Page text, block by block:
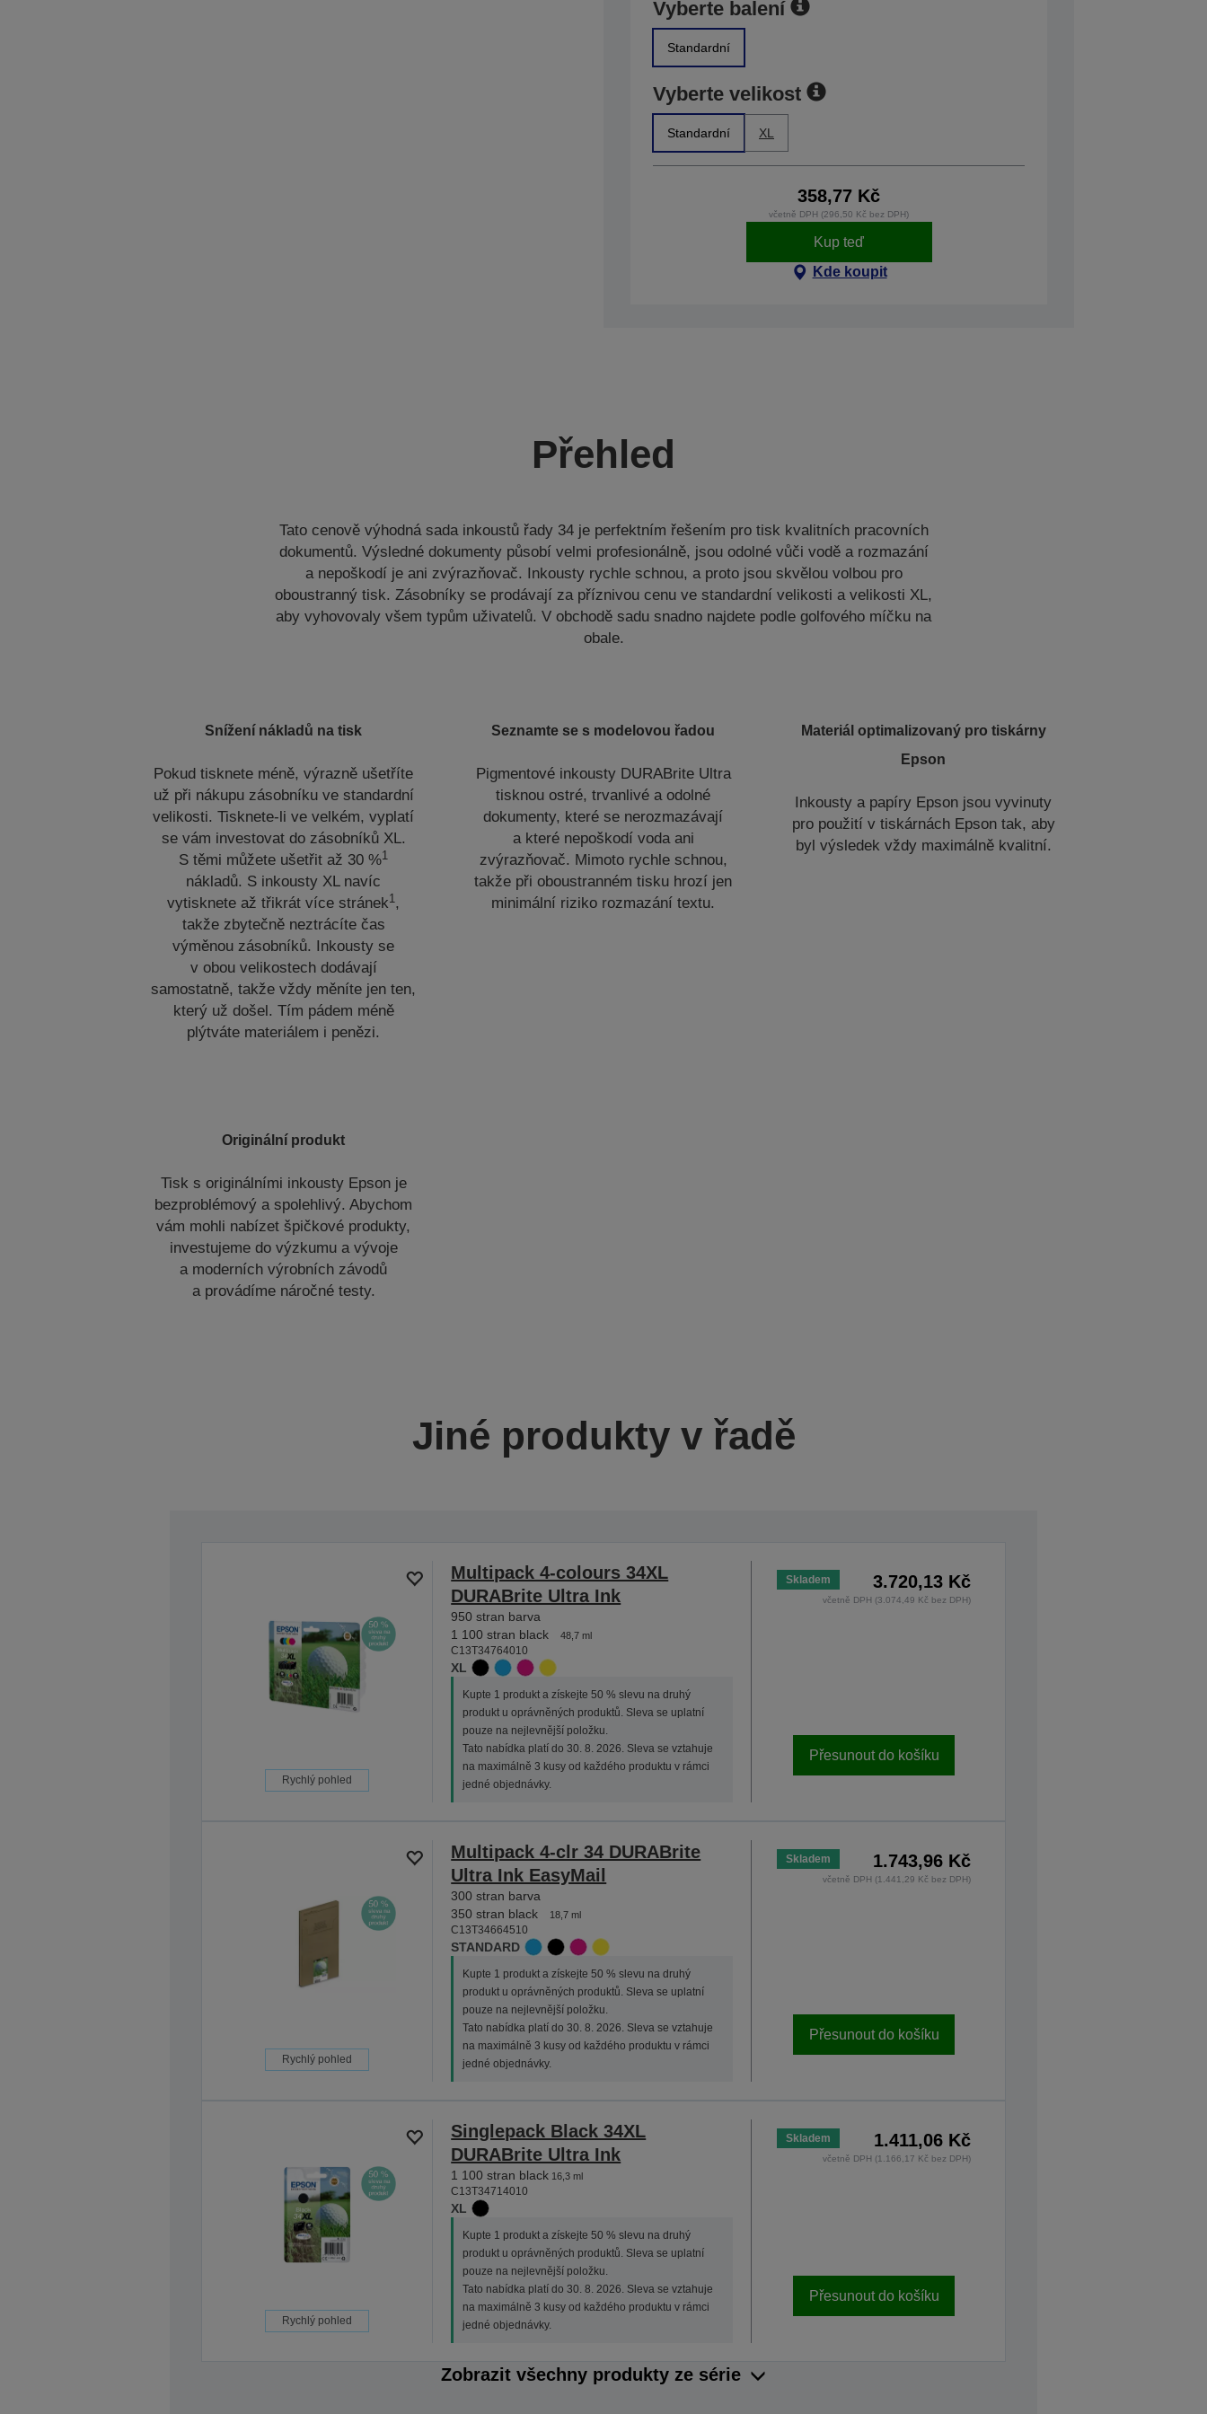
Vyberte balení
Standardní
Vyberte velikost
Standardní XL
358,77 Kč
včetně DPH (296,50 Kč bez DPH)
Kup teď
Kde koupit
Přehled
Tato cenově výhodná sada inkoustů řady 34 je perfektním řešením pro tisk kvalitních pracovních
dokumentů. Výsledné dokumenty působí velmi profesionálně, jsou odolné vůči vodě a rozmazání
a nepoškodí je ani zvýrazňovač. Inkousty rychle schnou, a proto jsou skvělou volbou pro
oboustranný tisk. Zásobníky se prodávají za příznivou cenu ve standardní velikosti a velikosti XL,
aby vyhovovaly všem typům uživatelů. V obchodě sadu snadno najdete podle golfového míčku na
obale.
Snížení nákladů na tisk
Pokud tisknete méně, výrazně ušetříte
už při nákupu zásobníku ve standardní
velikosti. Tisknete-li ve velkém, vyplatí
se vám investovat do zásobníků XL.
S těmi můžete ušetřit až 30 %1
nákladů. S inkousty XL navíc
vytisknete až třikrát více stránek1 ,
takže zbytečně neztrácíte čas
výměnou zásobníků. Inkousty se
v obou velikostech dodávají
samostatně, takže vždy měníte jen ten,
který už došel. Tím pádem méně
plýtváte materiálem i penězi.
Seznamte se s modelovou řadou
Pigmentové inkousty DURABrite Ultra
tisknou ostré, trvanlivé a odolné
dokumenty, které se nerozmazávají
a které nepoškodí voda ani
zvýrazňovač. Mimoto rychle schnou,
takže při oboustranném tisku hrozí jen
minimální riziko rozmazání textu.
Materiál optimalizovaný pro tiskárny
Epson
Inkousty a papíry Epson jsou vyvinuty
pro použití v tiskárnách Epson tak, aby
byl výsledek vždy maximálně kvalitní.
Originální produkt
Tisk s originálními inkousty Epson je
bezproblémový a spolehlivý. Abychom
vám mohli nabízet špičkové produkty,
investujeme do výzkumu a vývoje
a moderních výrobních závodů
a provádíme náročné testy.
Jiné produkty v řadě
Rychlý pohled
Multipack 4-colours 34XL
DURABrite Ultra Ink
950 stran barva
1 100 stran black
48,7 ml
C13T34764010
XL
Kupte 1 produkt a získejte 50 % slevu na druhý
produkt u oprávněných produktů. Sleva se uplatní
pouze na nejlevnější položku.
Tato nabídka platí do 30. 8. 2026. Sleva se vztahuje
na maximálně 3 kusy od každého produktu v rámci
jedné objednávky.
Skladem 3.720,13 Kč
včetně DPH (3.074,49 Kč bez DPH)
Přesunout do košíku
Rychlý pohled
Multipack 4-clr 34 DURABrite
Ultra Ink EasyMail
300 stran barva
350 stran black
18,7 ml
C13T34664510
STANDARD
Kupte 1 produkt a získejte 50 % slevu na druhý
produkt u oprávněných produktů. Sleva se uplatní
pouze na nejlevnější položku.
Tato nabídka platí do 30. 8. 2026. Sleva se vztahuje
na maximálně 3 kusy od každého produktu v rámci
jedné objednávky.
Skladem 1.743,96 Kč
včetně DPH (1.441,29 Kč bez DPH)
Přesunout do košíku
Rychlý pohled
Singlepack Black 34XL
DURABrite Ultra Ink
1 100 stran black 16,3 ml
C13T34714010
XL
Kupte 1 produkt a získejte 50 % slevu na druhý
produkt u oprávněných produktů. Sleva se uplatní
pouze na nejlevnější položku.
Tato nabídka platí do 30. 8. 2026. Sleva se vztahuje
na maximálně 3 kusy od každého produktu v rámci
jedné objednávky.
Skladem 1.411,06 Kč
včetně DPH (1.166,17 Kč bez DPH)
Přesunout do košíku
Zobrazit všechny produkty ze série